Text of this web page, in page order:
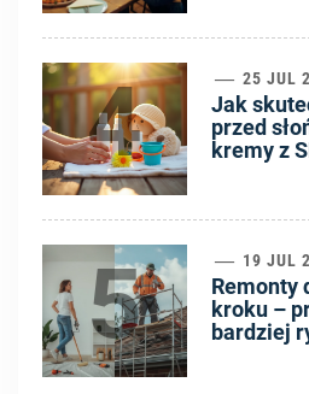
4 25 JUL
Jak
przed
kremy z
5 19 JUL
Remonty
kroku –
bardziej